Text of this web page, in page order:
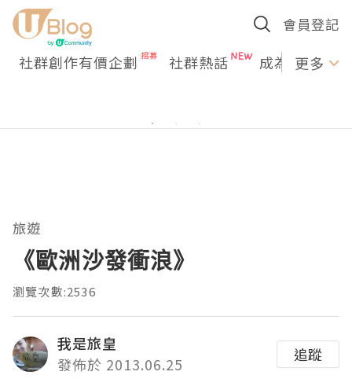
會員登記
社群創作有價企劃 社群熱話 成為U更多
旅遊
《歐洲沙發衝浪》
瀏覽次數:2536
我是旅皇
發佈於 2013.06.25
追蹤